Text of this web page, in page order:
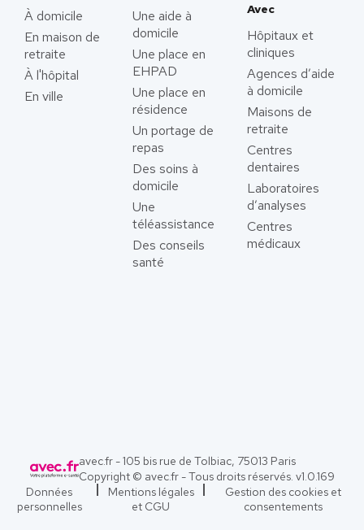
À domicile
En maison de
retraite
À l'hôpital
En ville
Une aide à
domicile
Une place en
EHPAD
Une place en
résidence
Un portage de
repas
Des soins à
domicile
Une
téléassistance
Des conseils
santé
Avec
Hôpitaux et
cliniques
Agences d’aide
à domicile
Maisons de
retraite
Centres
dentaires
Laboratoires
d’analyses
Centres
médicaux
avec.fr - 105 bis rue de Tolbiac, 75013 Paris
Copyright © avec.fr - Tous droits réservés. v1.0.169
Données
personnelles
Mentions légales
et CGU
Gestion des cookies et
consentements